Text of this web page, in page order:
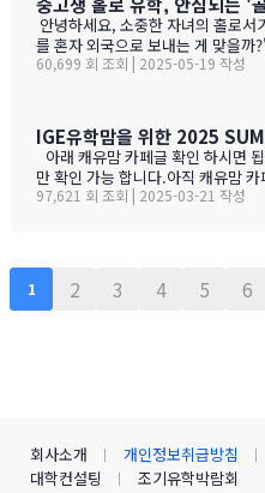
0-15 % 길고, 일교차가 커 산도가
향이 …
ㅋ)사진들을 보시면서 가격대와 어
보세요!특히 주목할 점은 전기밥솥
전압이 달라서 사용할 수 없어서 어
야 하는 것중 하나 일수 있죠? 하기는 요새는 워낙 밥들을 먹지 않다
를 혼자 외국으로 보내는 게 맞을
시는 교육환경이 부족할까?" 이런
록스 존이란 '너무 크지도 작지도 않
이 혼자 유학가기에 캠룹스가 딱 맞는
60,699 회 조회 | 2025-05-19 작성
아래 캐유맘 카페글 확인 하시면
만 확인 가능 합니다.아직 캐유맘
분들은 등업 신청 해주시기 바랍
97,621 회 조회 | 2025-03-21 작성
1 2 3 4 5 6
회사소개 개인정보취급방침
대학컨설팅
조기유학박람회